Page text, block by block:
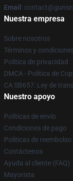
Email :
Nuestra empresa
Sobre nosotros
Términos y
Política de privacidad
DMCA - Política de
CA SB657: Ley de
Nuestro apoyo
Políticas de envío
Condiciones de pago
Políticas de reembolso
Contáctenos
Ayuda al cliente (FAQ)
Mayorista